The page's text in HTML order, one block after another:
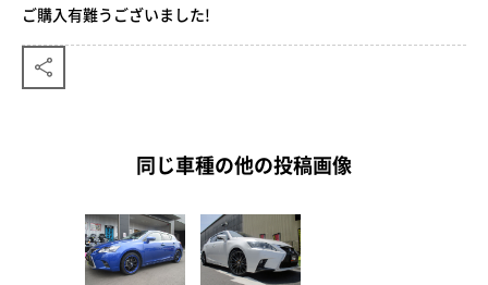
ご購入有難うございました!
同じ車種の他の投稿画像